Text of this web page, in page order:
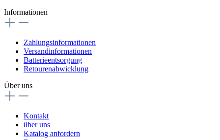
Informationen
Zahlungsinformationen
Versandinformationen
Batterieentsorgung
Retourenabwicklung
Über uns
Kontakt
über uns
Katalog anfordern